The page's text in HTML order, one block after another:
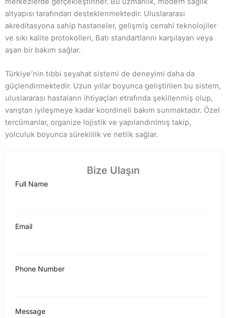
altyapısı tarafından desteklenmektedir. Uluslararası
akreditasyona sahip hastaneler, gelişmiş cerrahi teknolojiler
ve sıkı kalite protokolleri, Batı standartlarını karşılayan veya
aşan bir bakım sağlar.
Türkiye’nin tıbbi seyahat sistemi de deneyimi daha da
güçlendirmektedir. Uzun yıllar boyunca geliştirilen bu sistem,
uluslararası hastaların ihtiyaçları etrafında şekillenmiş olup,
varıştan iyileşmeye kadar koordineli bakım sunmaktadır. Özel
tercümanlar, organize lojistik ve yapılandırılmış takip,
yolculuk boyunca süreklilik ve netlik sağlar.
Bize Ulaşın
Full Name
Email
Phone Number
Message